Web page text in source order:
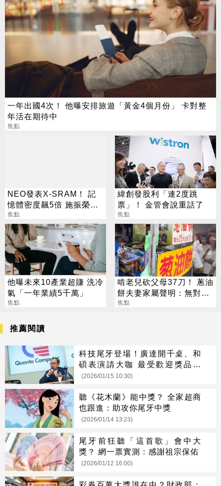
一年出國4次！ 他曝安排旅遊「黃金4個月份」 卡對整
年活在期待中
焦點
NEO發表X-SRAM！ 記
憶體密度飆5倍 施振榮：
半導體迎新革命
焦點
緯創發股利「連2度跳
票」！ 金管會說重話了
焦點
他曝未來10產業超賺 洗冷
氣「一年業績5千萬」
焦點
啃老兒砍父母37刀！ 蔥油
餅夫妻家屬聲明：無對外
募款
焦點
推薦閱讀
科技尾牙登場！廣達開千桌、和
碩表演請大咖 最受歡迎獎品是
「它」
(2026/01/15 10:30)
聽《花木蘭》能中獎？ 全家超商
也跟進：助攻你尾牙中獎
(2026/01/14 13:23)
尾牙前狂聽「這首歌」會中大
獎？ 網一票實測：感謝祖宗保佑
(2026/01/12 16:00)